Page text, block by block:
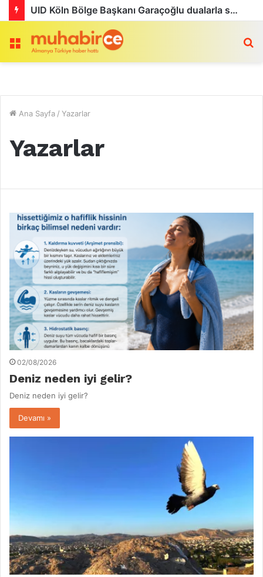
Köln’de Tarihi MMA Gecesi: Furkan Uğur ilk maçını kazandı
Menü
Ana Sayfa / Yazarlar
Yazarlar
02/08/2026
Deniz neden iyi gelir?
Deniz neden iyi gelir?
Devamı »